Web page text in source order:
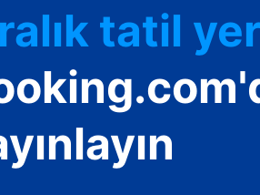
tatil
ve